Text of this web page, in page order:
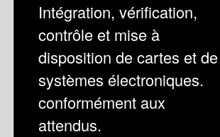
Intégration, vérification,
contrôle et mise à
disposition de cartes et de
systèmes électroniques.
conformément aux
attendus.